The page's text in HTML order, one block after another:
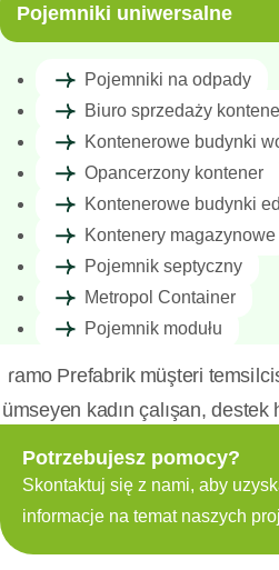
Pojemniki uniwersalne
Pojemniki na odpady
Biuro sprzedaży
Kontenerowe budynki
Opancerzony kontener
Kontenerowe budynki
Kontenery magazynowe
Pojemnik septyczny
Metropol Container
Pojemnik modułu
Potrzebujesz pomocy?
Skontaktuj się z nami, aby
informacje na temat naszych